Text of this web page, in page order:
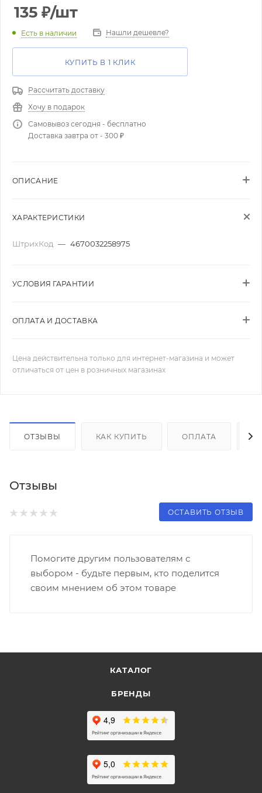
135 ₽/шт
Есть в наличии Нашли дешевле?
КУПИТЬ В 1 КЛИК
Рассчитать доставку
Хочу в подарок
Самовывоз сегодня - бесплатно
Доставка завтра от - 300 ₽
ОПИСАНИЕ
ХАРАКТЕРИСТИКИ
ШтрихКод — 4670032258975
УСЛОВИЯ ГАРАНТИИ
ОПЛАТА И ДОСТАВКА
Цена действительна только для интернет-магазина и может
отличаться от цен в розничных магазинах
ОТЗЫВЫ КАК КУПИТЬ ОПЛАТА
Отзывы
ОСТАВИТЬ ОТЗЫВ
Помогите другим пользователям с
выбором - будьте первым, кто поделится
своим мнением об этом товаре
КАТАЛОГ
БРЕНДЫ